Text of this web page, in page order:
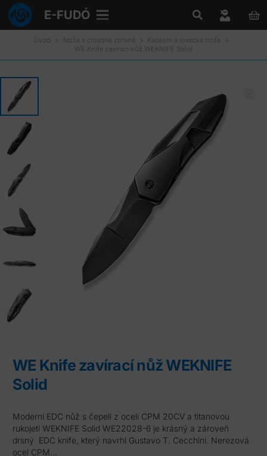
E-FUDÓ
Úvod > Nože a chladné zbraně > Kapesní a lovecké nože
>
WE Knife zavírací nůž WEKNIFE Solid
WE Knife zavírací nůž WEKNIFE
Solid
Moderní EDC nůž s čepelí z oceli CPM 20CV a titanovou
rukojetí WEKNIFE Solid WE22028-6 je krásný a zároveň
drsný EDC knife, který navrhl Gustavo T. Cecchini. Nerezová
ocel CPM…